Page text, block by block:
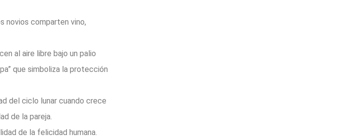
novios comparten vino,
al aire libre bajo un palio
que simboliza la protección
del ciclo lunar cuando crece
de la pareja.
de la felicidad humana.